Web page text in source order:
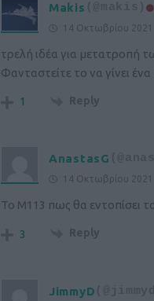
Makis (@makis)
14 Οκτωβρίου 2021
τρελή ιδέα για μετατροπή
Φανταστείτε το να γίνει
1 Reply
AnastasG
14 Οκτωβρίου
Το Μ113 πως θα εντοπίσει
3 Reply
JimmyD